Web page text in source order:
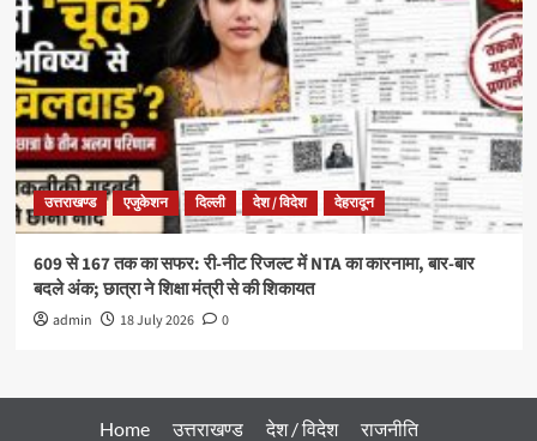
उत्तराखण्ड एजुकेशन दिल्ली देश / विदेश देहरादून
609 से 167 तक का सफर: री-नीट रिजल्ट में NTA का कारनामा, बार-बार
बदले अंक; छात्रा ने शिक्षा मंत्री से की शिकायत
admin 18 July 2026 0
Home उत्तराखण्ड देश / विदेश
राजनीति